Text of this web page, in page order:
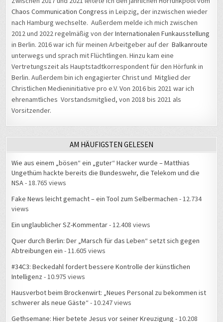
Chaos Communication Congress in Leipzig, der inzwischen wieder
nach Hamburg wechselte. Außerdem melde ich mich zwischen
2012 und 2022 regelmäßig von derInternationalen Funkausstellung
in Berlin. 2016 war ich für meinen Arbeitgeber auf derBalkanroute
unterwegs und sprach mit Flüchtlingen. Hinzu kam eine
Vertretungszeit als Hauptstadtkorrespondent für den Hörfunk in
Berlin. Außerdem bin ich engagierter Christ und Mitglied der
Christlichen Medieninitiative pro e.V. Von 2016 bis 2021 war ich
ehrenamtliches Vorstandsmitglied, von 2018 bis 2021 als
Vorsitzender.
AM HÄUFIGSTEN GELESEN
Wie aus einem „bösen“ ein „guter“ Hacker wurde – Matthias
Ungethüm hackte bereits die Bundeswehr, die Telekom und die
NSA- 18.765 views
Fake News leicht gemacht – ein Tool zum Selbermachen - 12.734
views
Ein unglaublicher SZ-Kommentar- 12.408 views
Quer durch Berlin: Der „Marsch für das Leben“ setzt sich gegen
Abtreibungen ein - 11.605 views
#34C3: Beckedahl fordert bessere Kontrolle der künstlichen
Intelligenz - 10.975 views
Hausverbot beim Brockenwirt: „Neues Personal zu bekommen ist
schwerer als neue Gäste“ - 10.247 views
Gethsemane: Hier betete Jesus vor seiner Kreuzigung - 10.208